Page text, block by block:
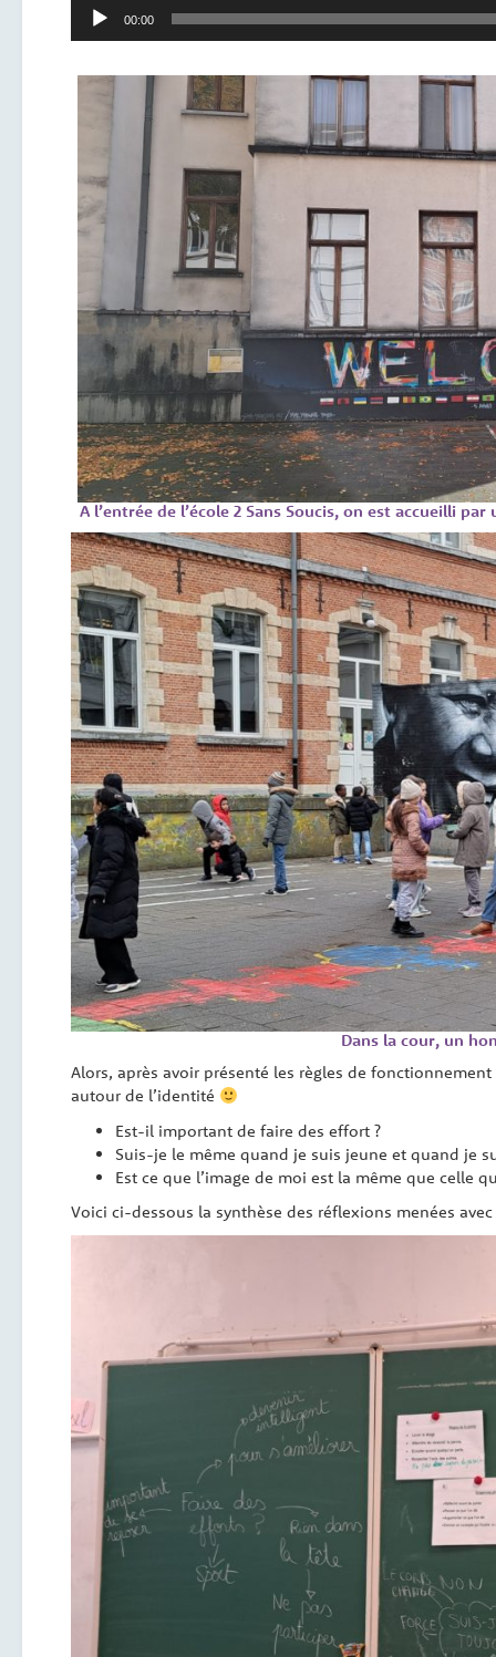
Lecteur
audio
00:00
A l’entrée de l’école 2 Sans Soucis, on est accueilli
Dans la cour, un
Alors, après avoir présenté les règles de
autour de l’identité
Est-il important de faire des effort ?
Suis-je le même quand je suis jeune et quand je
Est ce que l’image de moi est la même que celle
Voici ci-dessous la synthèse des réflexions menées avec